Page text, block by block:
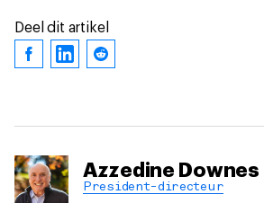
Deel dit artikel
Azzedine Downes
President-directeur